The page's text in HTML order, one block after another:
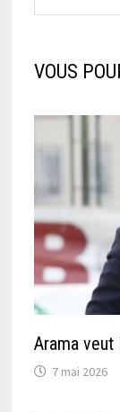
VOUS
Arama veut
7 mai 2026